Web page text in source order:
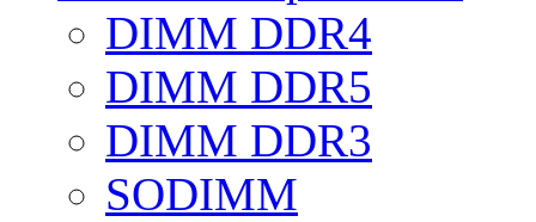
DIMM DDR4
DIMM DDR5
DIMM DDR3
SODIMM